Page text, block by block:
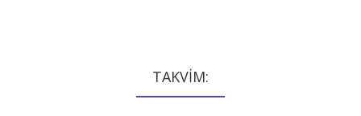
TAKVİM: